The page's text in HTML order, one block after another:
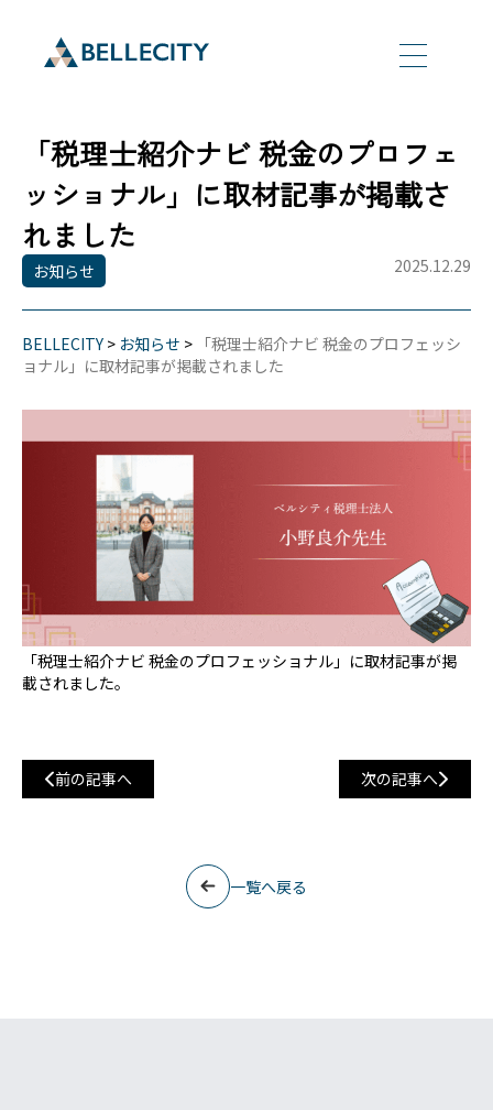
「税理士紹介ナビ 税金のプロフェ
ッショナル」に取材記事が掲載さ
れました
お知らせ 2025.12.29
BELLECITY > お知らせ > 「税理士紹介ナビ 税金のプロフェッシ
ョナル」に取材記事が掲載されました
「税理士紹介ナビ 税金のプロフェッショナル」に取材記事が掲
載されました。
前の記事へ 次の記事へ
一覧へ戻る